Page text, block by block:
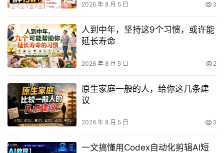
2026 年 8 月 5 日 3
人到中年，坚持这9个习惯，或许能
延长寿命
2026 年 8 月 5 日 2
原生家庭一般的人，给你这几条建
议
2026 年 8 月 5 日 3
一文搞懂用Codex自动化剪辑AI短